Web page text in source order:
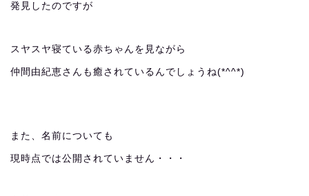
発見したのですが
スヤスヤ寝ている赤ちゃんを見ながら
仲間由紀恵さんも癒されているんでしょうね(*^^*)
また、名前についても
現時点では公開されていません・・・